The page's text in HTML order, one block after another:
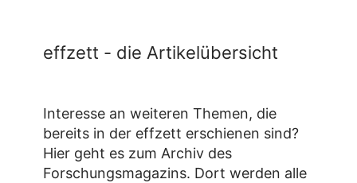
effzett - die Artikelübersicht
Interesse an weiteren Themen, die
bereits in der effzett erschienen sind?
Hier geht es zum Archiv des
Forschungsmagazins. Dort werden alle